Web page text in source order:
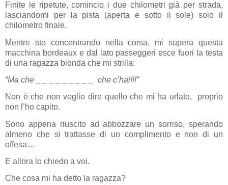
Finite le ripetute, comincio i due chilometri già per strada,
lasciandomi per la pista (aperta e sotto il sole) solo il
chilometro finale.
Mentre sto concentrando nella corsa, mi supera questa
macchina bordeaux e dal lato passeggeri esce fuori la testa
di una ragazza bionda che mi strilla:
“Ma che _ _ _ _ _ _ _ _ _
che c’hai!!!”
Non è che non voglio dire quello che mi ha urlato,
proprio
non l’ho capito.
Sono appena riuscito ad abbozzare un sorriso, sperando
almeno che si trattasse di un complimento e non di un
offesa…
E allora lo chiedo a voi.
Che cosa mi ha detto la ragazza?